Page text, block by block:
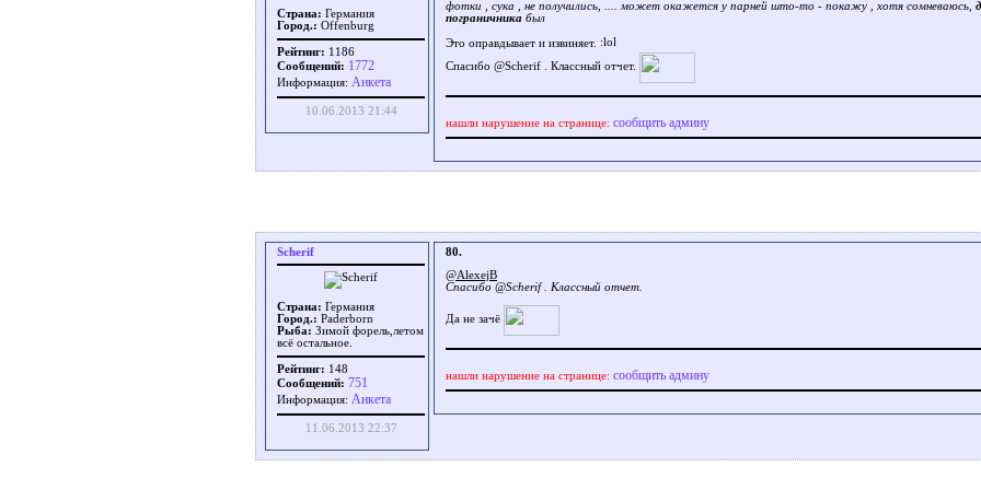
Страна: Германия
Город.: Offenburg
Рейтинг: 1186
Сообщений: 1772
Информация: Aнкета
10.06.2013 21:44
фотки , сука , не получились, .... может окажется у парней што-то - покажу , хотя сомневаюсь,
пограничника был
Это оправдывает и извиняет.
Спасибо @Scherif . Классный отчет.
нашли нарушение на странице: сообщить админу
Scherif
Страна: Германия
Город.: Paderborn
Рыба: Зимой форель,летом
всё остальное.
Рейтинг: 148
Сообщений: 751
Информация: Aнкета
11.06.2013 22:37
80.
@AlexejB
Спасибо @Scherif . Классный отчет.
Да не зачё
нашли нарушение на странице: сообщить админу